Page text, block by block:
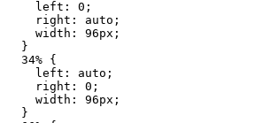
    left: 0;
    right: auto;
    width: 96px;
  }
  34% {
    left: auto;
    right: 0;
    width: 96px;
  }